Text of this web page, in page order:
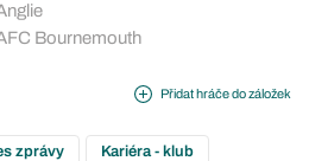
Bournemouth
Přidat hráče do záložek
zprávy Kariéra - klub